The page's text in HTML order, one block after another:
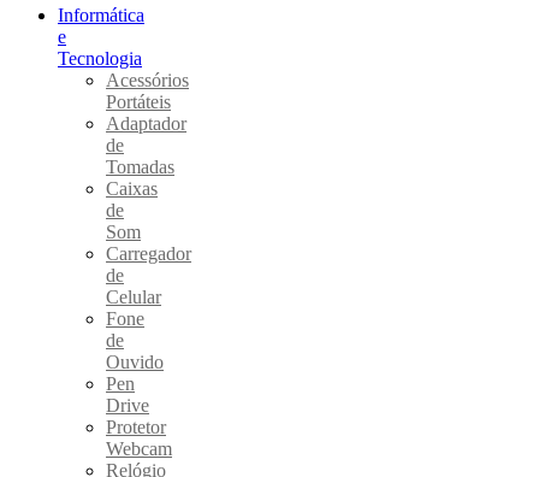
Informática
e
Tecnologia
Acessórios
Portáteis
Adaptador
de
Tomadas
Caixas
de
Som
Carregador
de
Celular
Fone
de
Ouvido
Pen
Drive
Protetor
Webcam
Relógio